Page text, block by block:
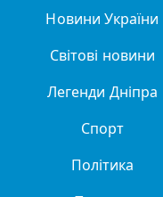
Новини України
Світові новини
Легенди Дніпра
Спорт
Політика